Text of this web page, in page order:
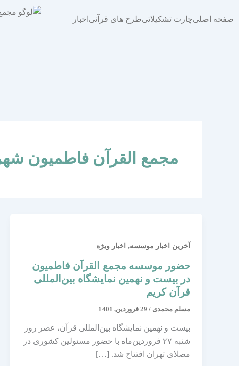
بهصفحه اصلیچارت تشکیلاتیطرح های قرآنی اخبار
مجمع القرآن فاطمیون
آخرین اخبار موسسه, اخبار ویژه
حضور موسسه مجمع القرآن فاطمیون
در بیست و نهمین نمایشگاه بین‌المللی
قرآن کریم
مسلم محمدی / 29 فروردین, 1401
بیست و نهمین نمایشگاه بین‌المللی قرآن، عصر روز
شنبه ۲۷ فروردین‌ماه با حضور مسئولین کشوری در
مصلای تهران افتتاح شد. […]